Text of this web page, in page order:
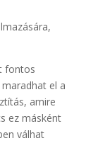
fontos
el a
amire
ez másként
válhat